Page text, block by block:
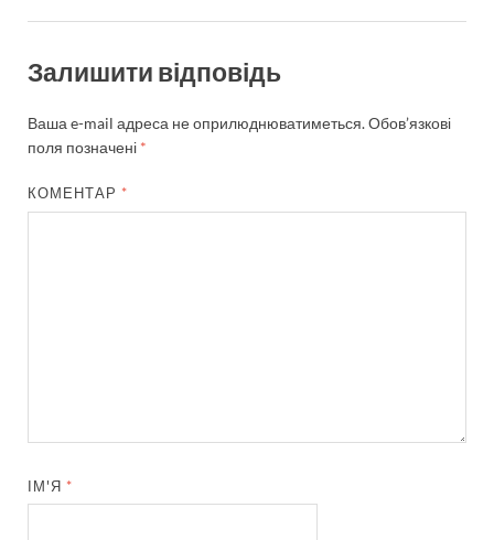
Залишити відповідь
Ваша e-mail адреса не оприлюднюватиметься.Обов’язкові
поля позначені *
КОМЕНТАР *
ІМ'Я *